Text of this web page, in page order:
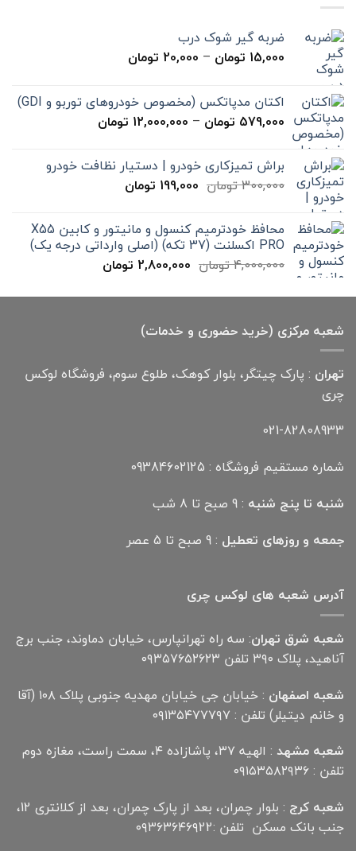
ضربه گیر شوک درب
15,000 تومان –
20,000 تومان
تا
20,000 تومان
اکتان مدپاتکس (مخصوص خودروهای توربو و GDI)
579,000 تومان –
12,000,000 تومان
تا
براش تمیزکاری خودرو | دستیار نظافت خودرو
300,000تومان قیمت
بود.
199,000 تومانقیمت
199,000 تومان
است. محافظ خودترمیم کنسول و مانیتور و کابین X55
PRO اکسلنت (37 تکه) (اصلی وارداتی درجه یک)
4,000,000تومان قیمت
4,000,000 تومان
2,800,000 تومانقیمت
2,800,000 تومان
شعبه مرکزی (خرید حضوری و خدمات)
تهران : پارک چیتگر، بلوار کوهک، طلوع سوم، فروشگاه لوکس
چری
021-82808933
شماره مستقیم فروشگاه : 09384602125
شنبه تا پنج شنبه : 9 صبح تا 8 شب
جمعه و روزهای تعطیل : 9 صبح تا 5 عصر
آدرس شعبه های لوکس چری
شعبه شرق تهران: سه راه تهرانپارس، خیابان دماوند، جنب برج
آناهید، پلاک ۳۹۰ تلفن ۰۹۳۵۷۶۵۲۶۲۳
شعبه اصفهان
: خیابان جی خیابان مهدیه جنوبی پلاک ۱۰۸ (آقا
و خانم دیتیلر) تلفن : ۰۹۱۳۵۴۷۷۷۹۷
شعبه مشهد
: الهیه ۳۷، پاشازاده ۴، سمت راست، مغازه دوم
تلفن : ۰۹۱۵۳۵۸۲۹۳۶
شعبه کرج
: بلوار چمران، بعد از پارک چمران، بعد از کلانتری 12،
جنب بانک مسکن تلفن :۰۹۳۶۳۶۴۶۹22